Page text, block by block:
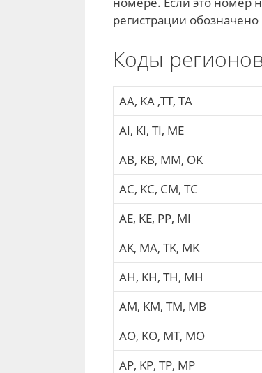
регистрации
Коды
AA, KA ,TT, TA
AI, KI, TI, ME
AB, KB, MM, OK
AC, KC, CM, TC
AE, KE, PP, MI
AK, МА, TK, MK
AH, KH, TH, MH
AM, KM, TM, MB
AO, KO, MT, MO
AP, KP, TP, MP